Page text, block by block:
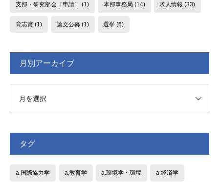
支部・研究部会［申請］ (1) 本部事務局 (14) 求人情報 (33)
育志賞(1) 論文公募(1) 選挙 (6)
月別アーカイブ
タグ
a.国際協力学 a.教育学 a.環境学・環境 a.経済学